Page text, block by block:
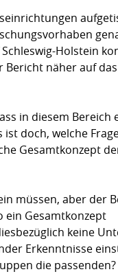
Holstein
Bericht näher auf das
in diesem Bereich
doch, welche
Gesamtkonzept
müssen, aber der
ein Gesamtkonzept
keine
Erkenntnisse
die passenden?